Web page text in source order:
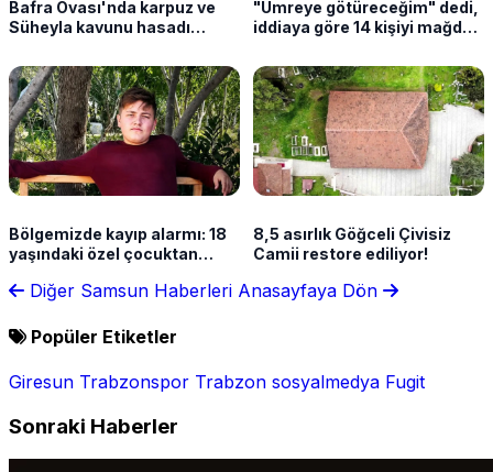
Bafra Ovası'nda karpuz ve
Süheyla kavunu hasadı
"Umreye götüreceğim" dedi,
iddiaya göre 14 kişiyi mağdur
Bölgemizde kayıp alarmı: 18
yaşındaki özel çocuktan
8,5 asırlık Göğceli Çivisiz
Camii restore ediliyor!
Diğer Samsun Haberleri Anasayfaya Dön
Popüler Etiketler
Giresun Trabzonspor Trabzon sosyalmedya Fugit
Sonraki Haberler